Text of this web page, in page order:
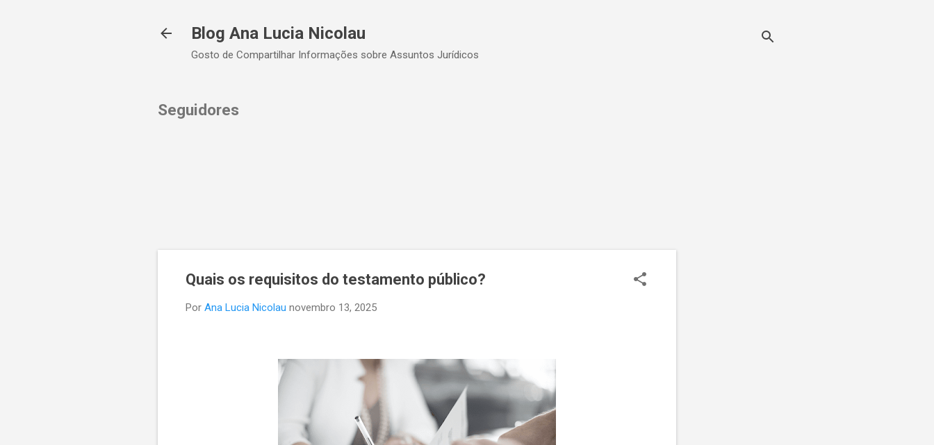
Blog Ana Lucia Nicolau
Gosto de Compartilhar Informações sobre Assuntos Jurídicos
Seguidores
Quais os requisitos do testamento público?
Por Ana Lucia Nicolau novembro 13, 2025